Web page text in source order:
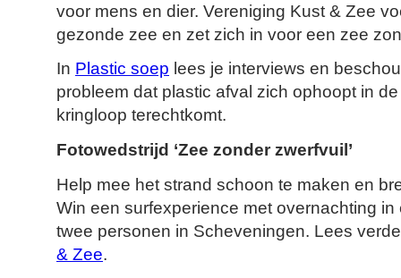
voor mens en dier. Vereniging Kust & Zee
gezonde zee en zet zich in voor een zee
In Plastic soep lees je interviews en
probleem dat plastic afval zich ophoopt in
kringloop terechtkomt.
Fotowedstrijd ‘Zee zonder zwerfvuil’
Help mee het strand schoon te maken en
Win een surfexperience met overnachting
twee personen in Scheveningen. Lees
& Zee.